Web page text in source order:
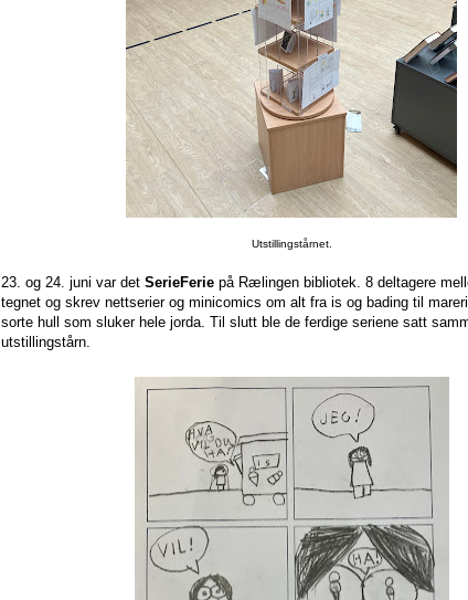
Utstillingstårnet.
23. og 24. juni var det SerieFerie på Rælingen bibliotek. 8 deltagere
tegnet og skrev nettserier og minicomics om alt fra is og bading til
sorte hull som sluker hele jorda. Til slutt ble de ferdige seriene satt
utstillingstårn.